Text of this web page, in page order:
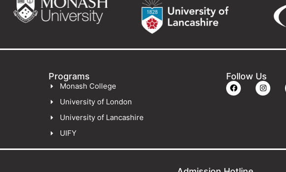
Programs
Monash College
University of London
University of Lancashire
UIFY
Follow Us